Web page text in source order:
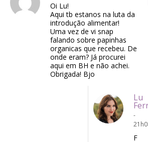
Oi Lu!
Aqui tb estanos na luta da
introdução alimentar!
Uma vez de vi snap
falando sobre papinhas
organicas que recebeu. De
onde eram? Já procurei
aqui em BH e não achei.
Obrigada! Bjo
Lu
-
F